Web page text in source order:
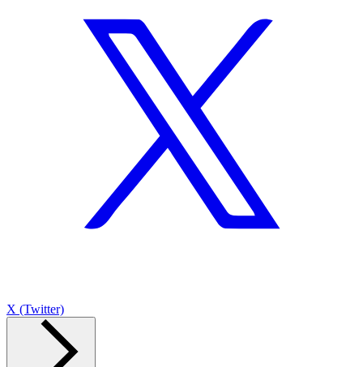
X (Twitter)